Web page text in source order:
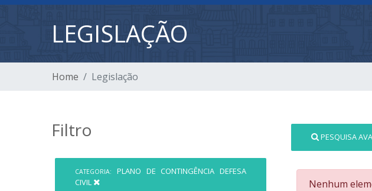
LEGISLAÇÃO
Home Legislação
Filtro
CATEGORIA:
PLANO DE CONTINGÊNCIA DEFESA
CIVIL
PESQUISA
Nenhum